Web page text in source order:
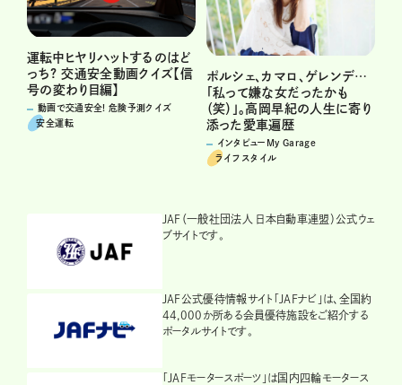
運転中ヒヤリハットするのはど
っち? 交通安全動画クイズ【信
号の変わり目編】
動画で交通安全! 危険予測クイズ
安全運転
ポルシェ、カマロ、ゲレンデ…
「私って嫌な女だったかも
（笑）」。高岡早紀の人生に寄り
添った愛車遍歴
インタビューMy Garage
ライフスタイル
JAF（一般社団法人 日本自動車連盟）公式ウェ
ブサイトです。
JAF公式優待情報サイト「JAFナビ」は、全国約
44,000か所ある会員優待施設をご紹介する
ポータルサイトです。
「JAFモータースポーツ」は国内四輪モータース